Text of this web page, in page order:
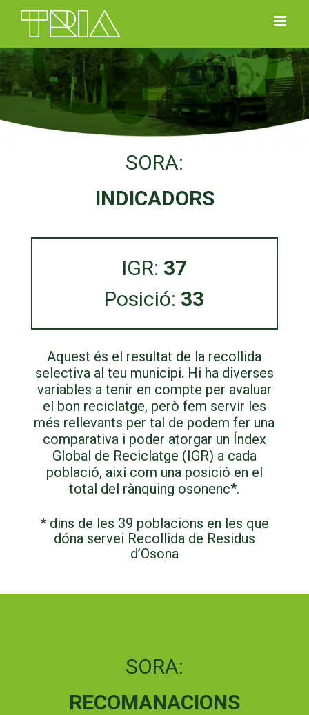
SORA:
INDICADORS
IGR: 37
Posició: 33
Aquest és el resultat de la recollida
selectiva al teu municipi. Hi ha diverses
variables a tenir en compte per avaluar
el bon reciclatge, però fem servir les
més rellevants per tal de podem fer una
comparativa i poder atorgar un Índex
Global de Reciclatge (IGR) a cada
població, així com una posició en el
total del rànquing osonenc*.
* dins de les 39 poblacions en les que
dóna servei Recollida de Residus
d’Osona
SORA:
RECOMANACIONS